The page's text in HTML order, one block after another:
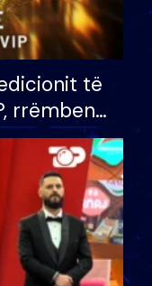
të
rrëmben
mijë eurosh